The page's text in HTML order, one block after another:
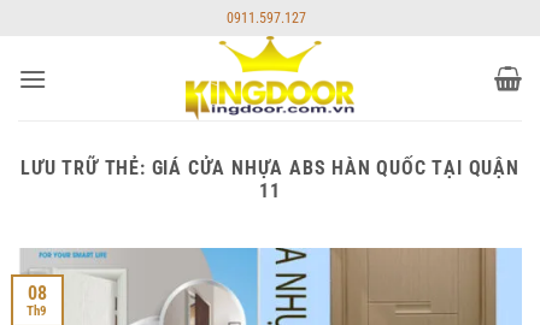
nội
0911.597.127
LƯU TRỮ THẺ: GIÁ CỬA NHỰA ABS HÀN QUỐC TẠI QUẬN
11
08
Th9